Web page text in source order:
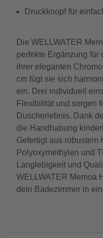
Druckknopf für
Die WELLWATER
perfekte Ergänzung für
ihrer eleganten
cm fügt sie sich
ein. Drei individuell
Flexibilität und sorgen
Duscherlebnis. Dank
die Handhabung
Gefertigt aus robustem
Polyoxymethylen und
Langlebigkeit und
WELLWATER Memoa
dein Badezimmer in